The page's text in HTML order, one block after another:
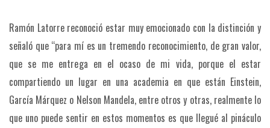
Ramón Latorre reconoció estar muy emocionado con la distinción y
señaló que “para mí es un tremendo reconocimiento, de gran valor,
que se me entrega en el ocaso de mi vida, porque el estar
compartiendo un lugar en una academia en que están Einstein,
García Márquez o Nelson Mandela, entre otros y otras, realmente lo
que uno puede sentir en estos momentos es que llegué al pináculo